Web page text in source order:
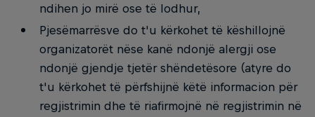
ndihen jo mirë ose të lodhur,
Pjesëmarrësve do t'u kërkohet të këshillojnë
organizatorët nëse kanë ndonjë alergji ose
ndonjë gjendje tjetër shëndetësore (atyre do
t'u kërkohet të përfshijnë këtë informacion për
regjistrimin dhe të riafirmojnë në regjistrimin në